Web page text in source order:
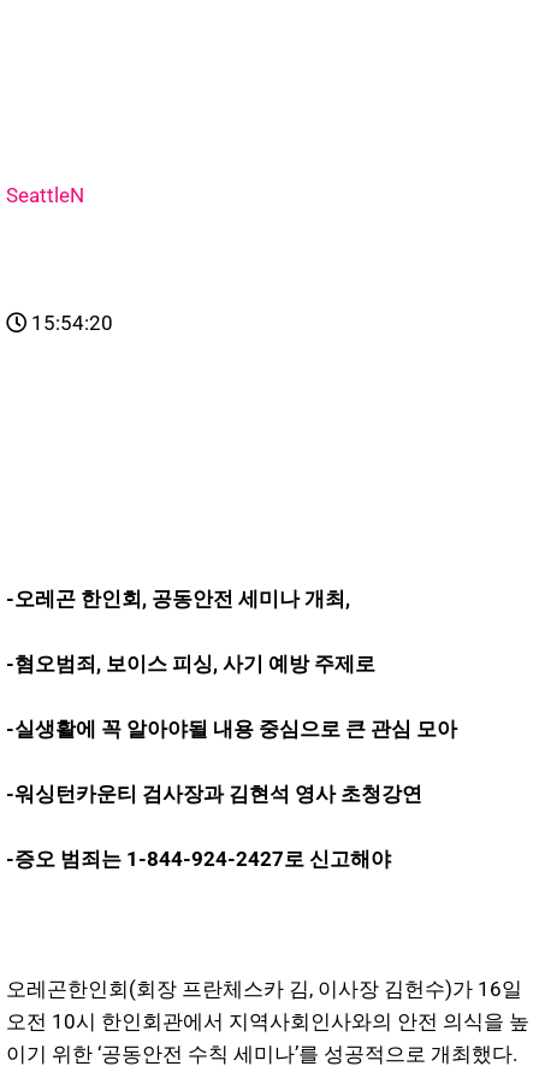
SeattleN
15:54:20
-오레곤 한인회, 공동안전 세미나 개최,
-혐오범죄, 보이스 피싱, 사기 예방 주제로
-실생활에 꼭 알아야될 내용 중심으로 큰 관심 모아
-워싱턴카운티 검사장과 김현석 영사 초청강연
-증오 범죄는 1-844-924-2427로 신고해야
오레곤한인회(회장 프란체스카 김, 이사장 김헌수)가 16일
오전 10시 한인회관에서 지역사회인사와의 안전 의식을 높
이기 위한 ‘공동안전 수칙 세미나’를 성공적으로 개최했다.